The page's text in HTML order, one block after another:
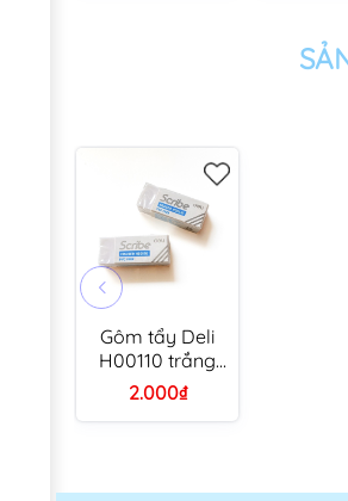
Gôm tẩy Deli
H00110 trắng
(30)
2.000₫